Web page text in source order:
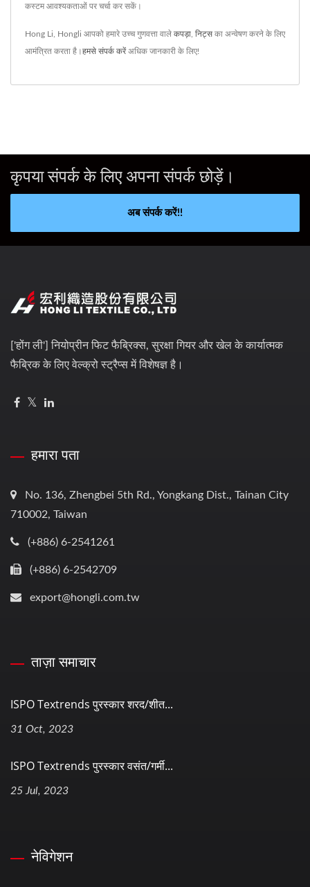
कस्टम आवश्यकताओं पर चर्चा कर सकें।
Hong Li, Hongli आपको हमारे उच्च गुणवत्ता वाले कपड़ा निट्स का अन्वेषण करने के लिए
आमंत्रित करता है।हमसे संपर्क करेंअधिक जानकारी के लिए!
कृपया संपर्क के लिए अपना संपर्क छोड़ें।
अब संपर्क करें!!
['होंग ली'] नियोप्रीन फिट फैब्रिक्स, सुरक्षा गियर और खेल के कार्यात्मक
फैब्रिक के लिए वेल्क्रो स्ट्रैप्स में विशेषज्ञ है।
हमारा पता
No. 136, Zhengbei 5th Rd., Yongkang Dist., Tainan City
710002, Taiwan
(+886) 6-2541261
(+886) 6-2542709
export@hongli.com.tw
ताज़ा समाचार
ISPO Textrends पुरस्कार शरद/शीत...
31 Oct, 2023
ISPO Textrends पुरस्कार वसंत/गर्मी...
25 Jul, 2023
नेविगेशन